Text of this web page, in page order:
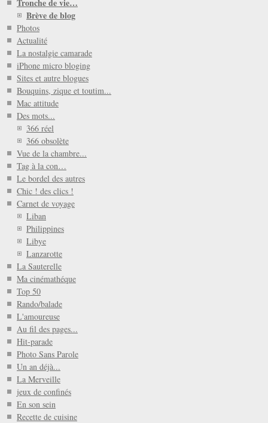
Tronche de vie…
Brève de blog
Photos
Actualité
La nostalgie camarade
iPhone micro bloging
Sites et autre blogues
Bouquins, zique et toutim...
Mac attitude
Des mots...
366 réel
366 obsolète
Vue de la chambre...
Tag à la con…
Le bordel des autres
Chic ! des clics !
Carnet de voyage
Liban
Philippines
Libye
Lanzarotte
La Sauterelle
Ma cinémathéque
Top 50
Rando/balade
L'amoureuse
Au fil des pages...
Hit-parade
Photo Sans Parole
Un an déjà...
La Merveille
jeux de confinés
En son sein
Recette de cuisine